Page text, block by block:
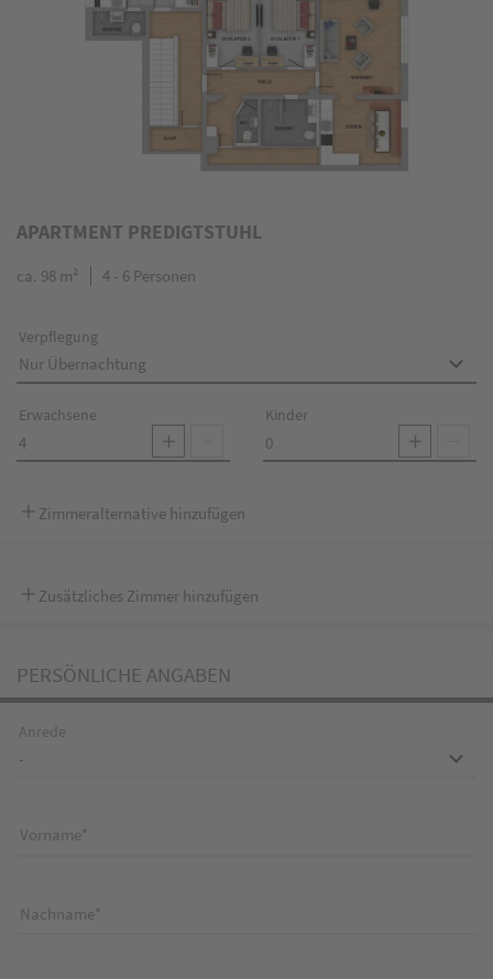
APARTMENT PREDIGTSTUHL
ca. 98 m² 4 - 6 Personen
Verpflegung
Erwachsene Kinder
Zimmeralternative hinzufügen
Zusätzliches Zimmer hinzufügen
PERSÖNLICHE ANGABEN
Anrede
Vorname
Nachname